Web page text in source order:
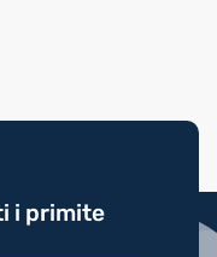
i primite